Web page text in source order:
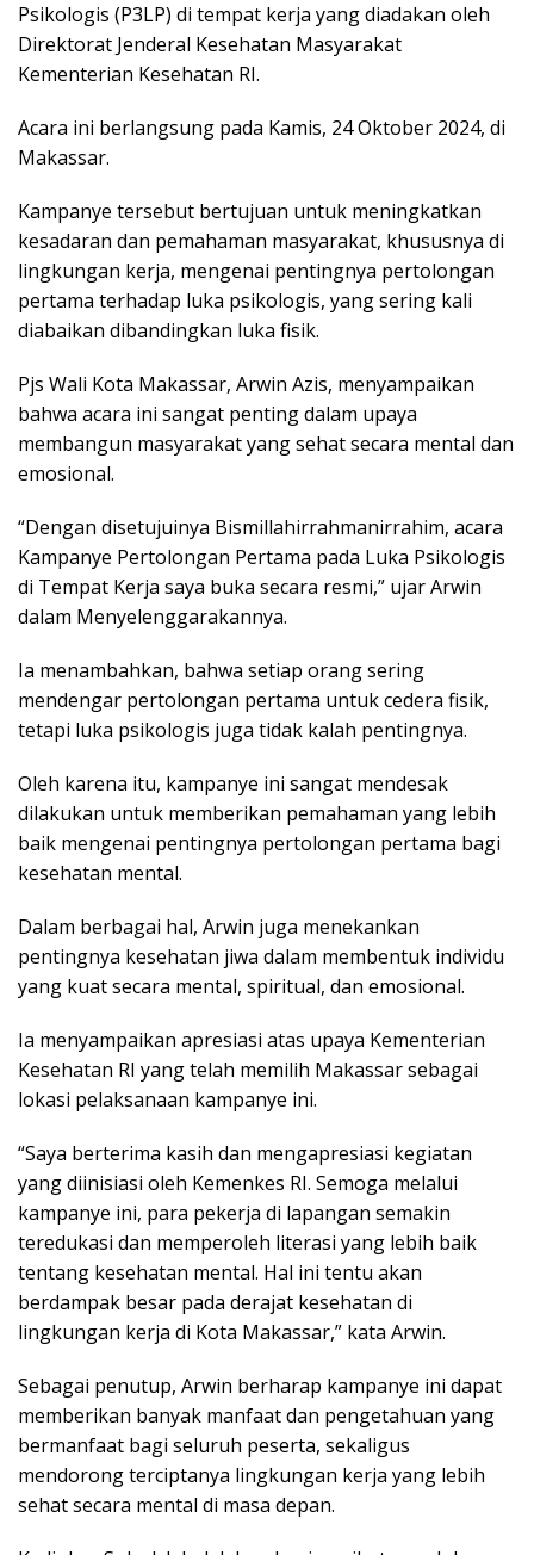
Psikologis (P3LP) di tempat kerja yang diadakan oleh
Direktorat Jenderal Kesehatan Masyarakat
Kementerian Kesehatan RI.
Acara ini berlangsung pada Kamis, 24 Oktober 2024, di
Makassar.
Kampanye tersebut bertujuan untuk meningkatkan
kesadaran dan pemahaman masyarakat, khususnya di
lingkungan kerja, mengenai pentingnya pertolongan
pertama terhadap luka psikologis, yang sering kali
diabaikan dibandingkan luka fisik.
Pjs Wali Kota Makassar, Arwin Azis, menyampaikan
bahwa acara ini sangat penting dalam upaya
membangun masyarakat yang sehat secara mental dan
emosional.
“Dengan disetujuinya Bismillahirrahmanirrahim, acara
Kampanye Pertolongan Pertama pada Luka Psikologis
di Tempat Kerja saya buka secara resmi,” ujar Arwin
dalam Menyelenggarakannya.
Ia menambahkan, bahwa setiap orang sering
mendengar pertolongan pertama untuk cedera fisik,
tetapi luka psikologis juga tidak kalah pentingnya.
Oleh karena itu, kampanye ini sangat mendesak
dilakukan untuk memberikan pemahaman yang lebih
baik mengenai pentingnya pertolongan pertama bagi
kesehatan mental.
Dalam berbagai hal, Arwin juga menekankan
pentingnya kesehatan jiwa dalam membentuk individu
yang kuat secara mental, spiritual, dan emosional.
Ia menyampaikan apresiasi atas upaya Kementerian
Kesehatan RI yang telah memilih Makassar sebagai
lokasi pelaksanaan kampanye ini.
“Saya berterima kasih dan mengapresiasi kegiatan
yang diinisiasi oleh Kemenkes RI. Semoga melalui
kampanye ini, para pekerja di lapangan semakin
teredukasi dan memperoleh literasi yang lebih baik
tentang kesehatan mental. Hal ini tentu akan
berdampak besar pada derajat kesehatan di
lingkungan kerja di Kota Makassar,” kata Arwin.
Sebagai penutup, Arwin berharap kampanye ini dapat
memberikan banyak manfaat dan pengetahuan yang
bermanfaat bagi seluruh peserta, sekaligus
mendorong terciptanya lingkungan kerja yang lebih
sehat secara mental di masa depan.